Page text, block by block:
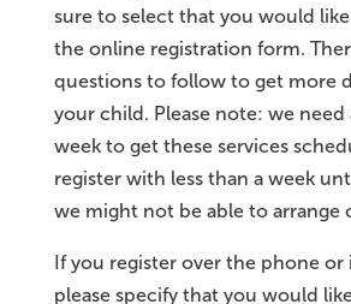
sure to select that you would
the online registration form.
questions to follow to get more
your child. Please note: we need
week to get these services
register with less than a week
we might not be able to arrange
If you register over the phone or
please specify that you would